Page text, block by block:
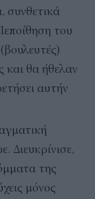
συνθετικά
του
και θα ήθελαν
αυτήν
Διευκρίνισε,
της
μόνος